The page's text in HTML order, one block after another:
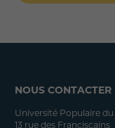
NOUS CONTACTER
Université Populaire du
13 rue des Franciscains